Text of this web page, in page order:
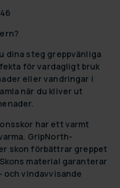
dina steg greppvänliga
för vardagligt bruk
eller vandringar i
när du kliver ut
har ett varmt
GripNorth-
skon förbättrar greppet
material garanterar
och vindavvisande